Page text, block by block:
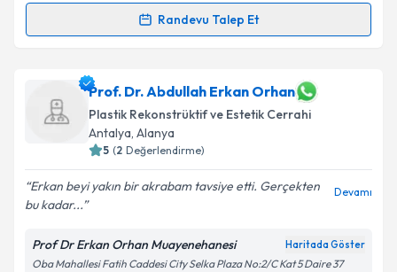
Randevu Talep Et
Randevu Takvimi Talebi
Op. Dr. Uğurcan Şeneriçin randevu takvimi talebi
oluşturun. Size bu uzmandan randevu almanız için bir
takvim hazırlandığında e-posta ile bilgilendireceğiz.
E-posta Adresiniz
Kişisel verilerimin işlenmesine ilişkin
Aydınlatma
Metni'ni okudum ve kişisel verilerimin belirtilen
Prof. Dr. Abdullah Erkan Orhan
Plastik Rekonstrüktif ve Estetik Cerrahi
Antalya, Alanya
5 (2 Değerlendirme)
Erkan beyi yakın bir akrabam tavsiye etti. Gerçekten
bu kadar...
Devamı
Prof Dr Erkan Orhan Muayenehanesi Haritada Göster
Oba Mahallesi Fatih Caddesi City Selka Plaza No:2/C Kat 5 Daire 37